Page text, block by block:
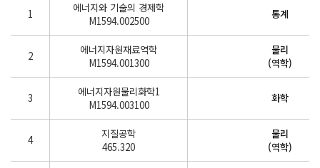
1
에너지와 기술의 경제학
M1594.002500
통계
2
에너지자원재료역학
M1594.001300
물리
(역학)
3
에너지자원물리화학1
M1594.003100
화학
4
지질공학
465.320
물리
(역학)